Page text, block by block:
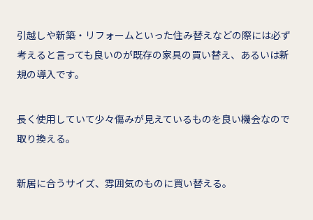
引越しや新築・リフォームといった住み替えなどの際には必ず
考えると言っても良いのが既存の家具の買い替え、あるいは新
規の導入です。
長く使用していて少々傷みが見えているものを良い機会なので
取り換える。
新居に合うサイズ、雰囲気のものに買い替える。